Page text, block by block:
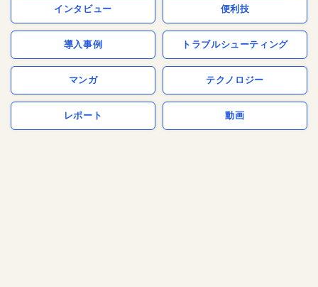
インタビュー 便利技
導入事例 トラブルシューティング
マンガ テクノロジー
レポート 動画